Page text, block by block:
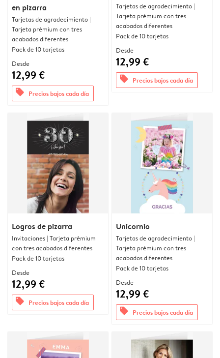
en pizarra
Tarjetas de agradecimiento |
Tarjeta prémium con tres
acabados diferentes
Pack de 10 tarjetas
Desde
12,99 €
offers Precios bajos cada día
Tarjetas de agradecimiento |
Tarjeta prémium con tres
acabados diferentes
Pack de 10 tarjetas
Desde
12,99 €
offers Precios bajos cada día
Logros de pizarra
Invitaciones | Tarjeta prémium
con tres acabados diferentes
Pack de 10 tarjetas
Desde
12,99 €
offers Precios bajos cada día
Unicornio
Tarjetas de agradecimiento |
Tarjeta prémium con tres
acabados diferentes
Pack de 10 tarjetas
Desde
12,99 €
offers Precios bajos cada día